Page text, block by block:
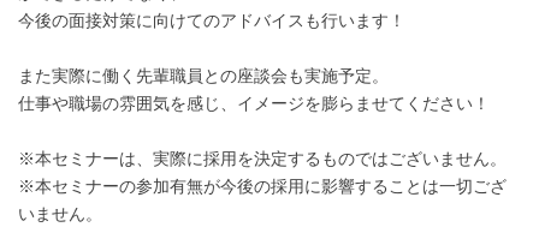
今後の面接対策に向けてのアドバイスも行います！
また実際に働く先輩職員との座談会も実施予定。
仕事や職場の雰囲気を感じ、イメージを膨らませてください！
※本セミナーは、実際に採用を決定するものではございません。
※本セミナーの参加有無が今後の採用に影響することは一切ござ
いません。